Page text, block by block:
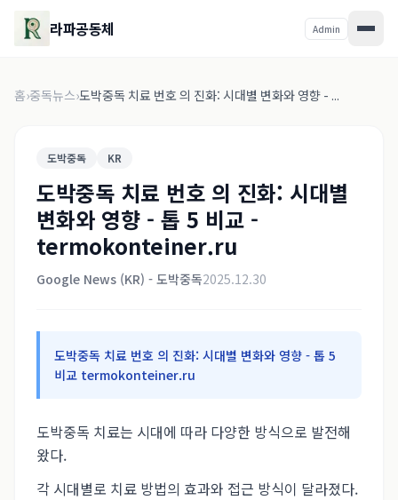
라파공동체 Admin
홈›중독뉴스›도박중독 치료 번호 의 진화: 시대별 변화와 영향 - ...
도박중독 KR
도박중독 치료 번호 의 진화: 시대별
변화와 영향 - 톱 5 비교 -
termokonteiner.ru
Google News (KR) - 도박중독2025.12.30
도박중독 치료 번호 의 진화: 시대별 변화와 영향 - 톱 5
비교 termokonteiner.ru
도박중독 치료는 시대에 따라 다양한 방식으로 발전해
왔다.
각 시대별로 치료 방법의 효과와 접근 방식이 달라졌다.